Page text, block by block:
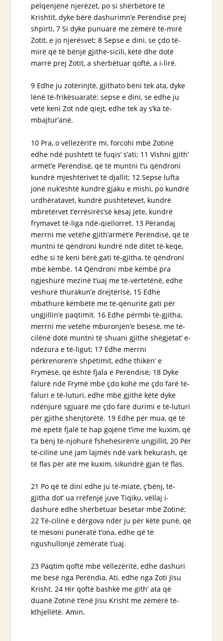
pëlqenjënë njerëzet, po si shërbëtorë të
Krishtit, dyke bërë dashurimn’e Perëndisë prej
shpirti, 7Si dyke punuarë me zëmërë të-mirë
Zotit, e jo njerësvet; 8 Sepse e dini, se çdo të-
mirë që të bënjë gjithë-sicili, këtë dhe dotë
marrë prej Zotit, a shërbëtuarqoftë, a i-lirë.
9 Edhe ju zotërinjtë, gjithato bëni tek ata, dyke
lënë të-frikësuaratë; sepse e dini, se edhe ju
vetë keni Zot ndë qiejt, edhe tek ay s’ka të-
mbajtur’anë.
10 Pra, o vëllezërit’e mi, forcohi mbë Zotinë
edhe ndë pushtett të fuqis’ s’ati; 11 Vishni gjith’
armët’e Perëndisë, që të muntni t’u qëndroni
kundrë mjeshtërivet të djallit; 12 Sepse lufta
jonë nuk’është kundrë gjaku e mishi, po kundrë
urdhëratavet, kundrë pushtetevet, kundrë
mbretërvet t’errësirës’së kësaj jete, kundrë
frymavet të-liga ndë-qiellorret. 13 Përandaj
merrni me vetëhe gjith’armët’e Perëndisë, që të
muntni të qëndroni kundrë ndë ditët të-keqe,
edhe si të keni bërë gati të-gjitha, të qëndroni
mbë këmbë. 14 Qëndroni mbë këmbë pra
ngjeshurë mezinë t’uaj me të-vërtetënë, edhe
veshurë thurakun’e drejtërisë, 15 Edhe
mbathurë këmbëtë me të-qënuritë gati për
ungjillin’e paqtimit. 16 Edhe përmbi të-gjitha,
merrni me vetëhe mburonjën’e besësë, me të-
cilënë dotë muntni të shuani gjithë shëgjetat’ e-
ndezura e të-ligut; 17 Edhe merrni
përkrenoren’e shpëtimit, edhe thikën’ e
Frymësë, që është fjala e Perëndisë; 18 Dyke
falurë ndë Frymë mbë çdo kohë me çdo farë të-
faluri e të-luturi, edhe mbë gjithë këtë dyke
ndënjurë sgjuarë me çdo farë durimi e të-luturi
për gjithë shënjtorëtë. 19 Edhe për mua, që të
më epetë fjalë të hap gojënë t’ime me kuxim, që
t’a bënj të-njohurë fshehësirën’e ungjillit, 20 Për
të-cilinë unë jam lajmës ndë vark hekurash, që
të flas për atë me kuxim, sikundrë gjan të flas.
21 Po që të dini edhe ju të-miatë, ç’bënj, të-
gjitha dot’ ua rrëfenjë juve Tiqiku, vëllaj i-
dashurë edhe shërbëtuar besëtar mbë Zotinë;
22 Të-cilinë e dërgova ndër ju për këtë punë, që
të mësoni punëratë t’ona, edhe që të
ngushullonjë zëmëratë t’uaj.
23 Paqtimqoftë mbë vëllezëritë, edhe dashuri
me besë nga Perëndia, Ati, edhe nga Zoti Jisu
Krisht. 24 Hirqoftë bashkë me gith’ ata që
duanë Zotinë t’ënë Jisu Krisht me zëmërë të-
kthjellëtë. Amin.